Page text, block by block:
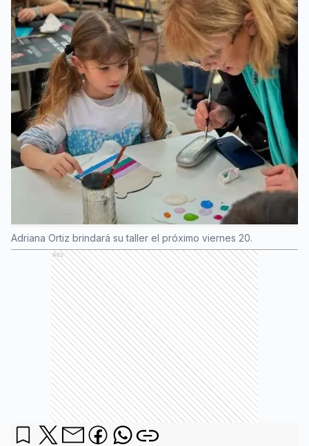
Adriana Ortiz brindará su taller el próximo viernes 20.
Ads